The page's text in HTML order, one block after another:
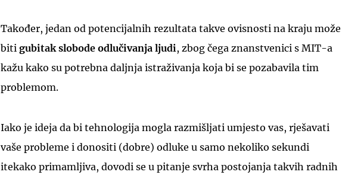
Također, jedan od potencijalnih rezultata takve ovisnosti na kraju može
biti gubitak slobode odlučivanja ljudi, zbog čega znanstvenici s MIT-a
kažu kako su potrebna daljnja istraživanja koja bi se pozabavila tim
problemom.
Iako je ideja da bi tehnologija mogla razmišljati umjesto vas, rješavati
vaše probleme i donositi (dobre) odluke u samo nekoliko sekundi
itekako primamljiva, dovodi se u pitanje svrha postojanja takvih radnih